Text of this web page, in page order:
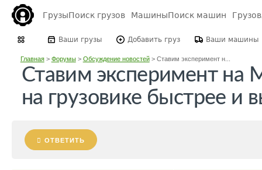
ГрузыПоиск грузов МашиныПоиск машин
Ваши грузы Добавить груз Ваши машины
Главная> Форумы> Обсуждение новостей> Ставим эксперимент н...
Ставим эксперимент на
на грузовике быстрее и
ОТВЕТИТЬ